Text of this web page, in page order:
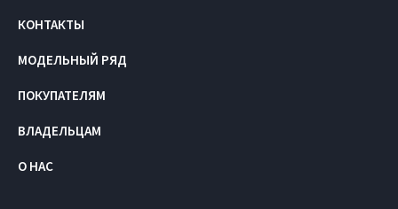
КОНТАКТЫ
МОДЕЛЬНЫЙ РЯД
ПОКУПАТЕЛЯМ
ВЛАДЕЛЬЦАМ
О НАС